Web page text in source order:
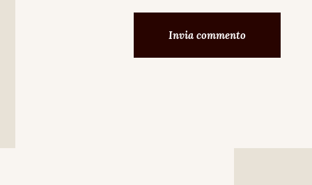
Invia commento